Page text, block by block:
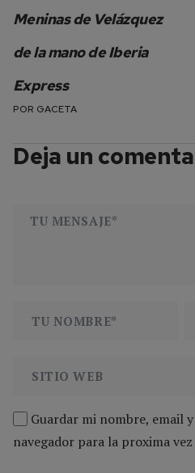
Meninas de Velázquez
de la mano de Iberia
Express
POR GACETA
Deja un
Guardar mi nombre, email
navegador para la proxima